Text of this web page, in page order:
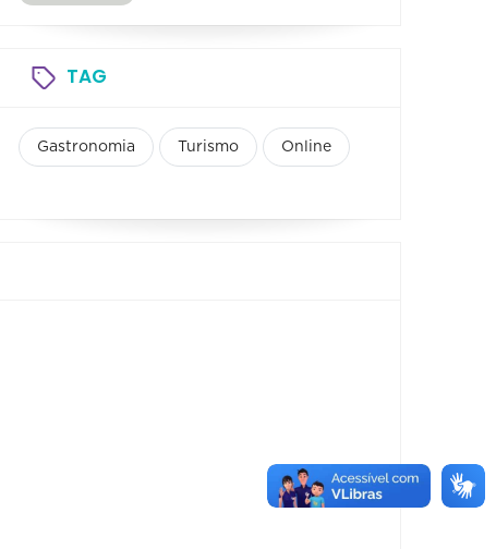
TAG
Gastronomia Turismo Online